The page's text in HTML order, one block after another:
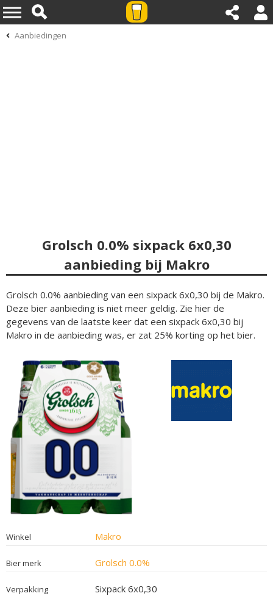
Aanbiedingen
Grolsch 0.0% sixpack 6x0,30
aanbieding bij Makro
Grolsch 0.0% aanbieding van een sixpack 6x0,30 bij de Makro.
Deze bier aanbieding is niet meer geldig. Zie hier de
gegevens van de laatste keer dat een sixpack 6x0,30 bij
Makro in de aanbieding was, er zat 25% korting op het bier.
Winkel Makro
Bier merk Grolsch 0.0%
Verpakking Sixpack 6x0,30